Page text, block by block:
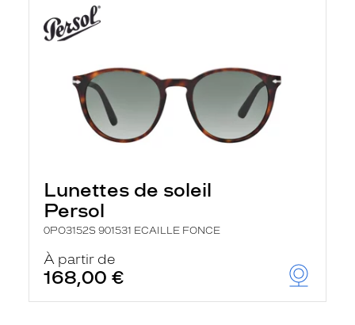
Lunettes de soleil
Persol
0PO3152S 901531 ECAILLE FONCE
À partir de
168,00 €